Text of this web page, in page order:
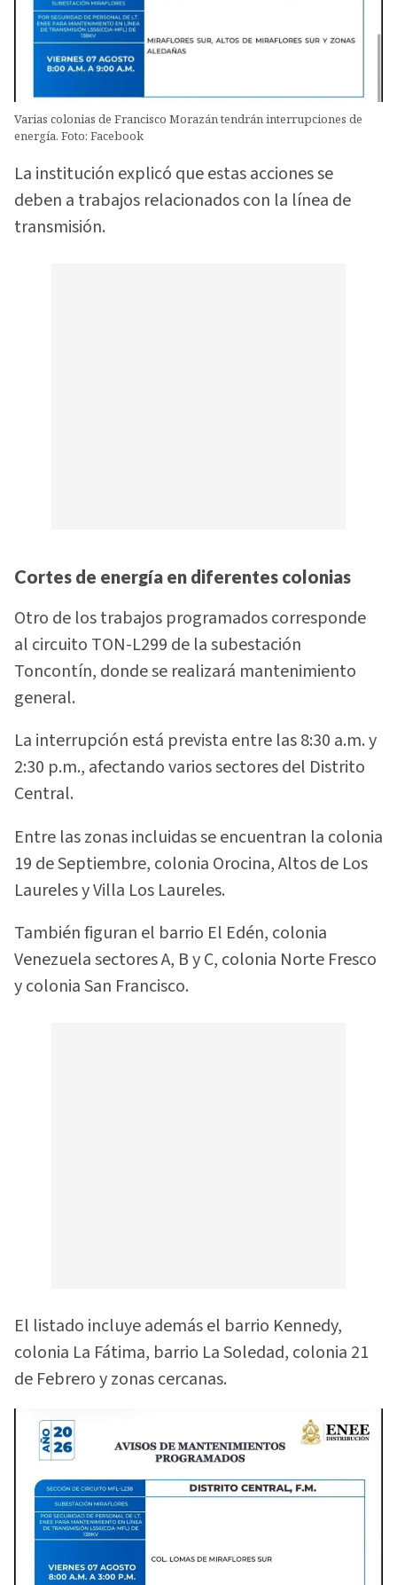
Varias colonias de Francisco Morazán tendrán interrupciones de
energía. Foto: Facebook
La institución explicó que estas acciones se
deben a trabajos relacionados con la línea de
transmisión.
Cortes de energía en diferentes colonias
Otro de los trabajos programados corresponde
al circuito TON-L299 de la subestación
Toncontín, donde se realizará mantenimiento
general.
La interrupción está prevista entre las 8:30 a.m. y
2:30 p.m., afectando varios sectores del Distrito
Central.
Entre las zonas incluidas se encuentran la colonia
19 de Septiembre, colonia Orocina, Altos de Los
Laureles y Villa Los Laureles.
También figuran el barrio El Edén, colonia
Venezuela sectores A, B y C, colonia Norte Fresco
y colonia San Francisco.
El listado incluye además el barrio Kennedy,
colonia La Fátima, barrio La Soledad, colonia 21
de Febrero y zonas cercanas.